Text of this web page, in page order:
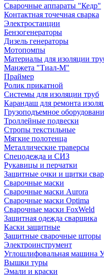
Сварочные аппараты "Кедр"
Контактная точечная сварка
Электростанции
Бензогенераторы
Дизель генераторы
Мотопомпы
Материалы для изоляции
Манжета "Тиал-М"
Праймер
Ролик прикатной
Системы для изоляции труб
Карандаш для ремонта
Грузоподъемное
Троллейные подвески
Стропы текстильные
Мягкие полотенца
Металлические траверсы
Спецодежда и СИЗ
Рукавицы и перчатки
Защитные очки и щитки
Сварочные маски
Сварочные маски Aurora
Сварочные маски Optima
Сварочные маски FoxWeld
Защитная одежда сварщика
Каски защитные
Защитные сварочные шторы
Электроинструмент
Углошлифовальная
Вышки туры
Эмали и краски